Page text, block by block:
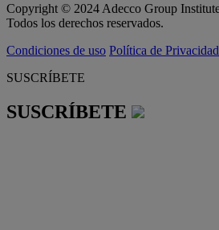
Copyright © 2024 Adecco Group
Todos los derechos reservados.
Condiciones de uso Política de Privacidad
SUSCRÍBETE
SUSCRÍBETE